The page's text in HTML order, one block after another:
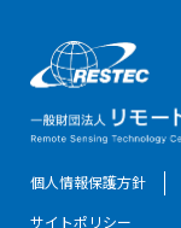
個人情報保護方針
サイトポリシー